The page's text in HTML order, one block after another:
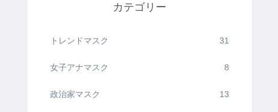
カテゴリー
トレンドマスク 31
女子アナマスク 8
政治家マスク 13